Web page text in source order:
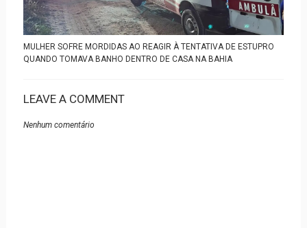
MULHER SOFRE MORDIDAS AO REAGIR À TENTATIVA DE ESTUPRO
QUANDO TOMAVA BANHO DENTRO DE CASA NA BAHIA
LEAVE A COMMENT
Nenhum comentário